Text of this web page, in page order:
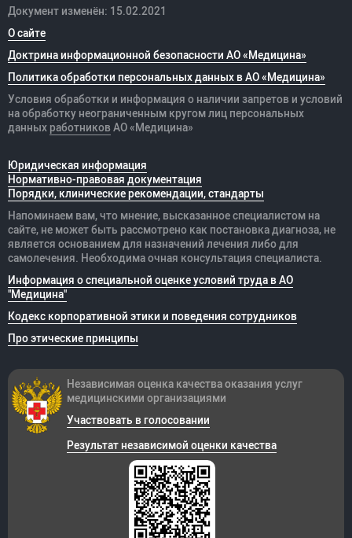
Документ изменён: 15.02.2021
О сайте
Доктрина информационной безопасности АО «Медицина»
Политика обработки персональных данных в АО «Медицина»
Условия обработки и информация о наличии запретов и условий
на обработку неограниченным кругом лиц персональных
данных работников АО «Медицина»
Юридическая информация
Нормативно-правовая документация
Порядки, клинические рекомендации, стандарты
Напоминаем вам, что мнение, высказанное специалистом на
сайте, не может быть рассмотрено как постановка диагноза, не
является основанием для назначений лечения либо для
самолечения. Необходима очная консультация специалиста.
Информация о специальной оценке условий труда в АО
"Медицина"
Кодекс корпоративной этики и поведения сотрудников
Про этические принципы
Независимая оценка качества оказания услуг
медицинскими организациями
Участвовать в голосовании
Результат независимой оценки качества